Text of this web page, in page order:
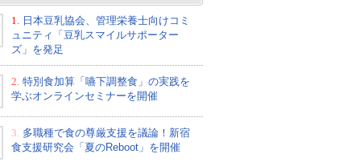
1.
日本豆乳協会、管理栄養士向けコミ
ュニティ「豆乳スマイルサポーター
ズ」を発足
2. 特別食加算「嚥下調整食」の実践を
学ぶオンラインセミナーを開催
3. 多職種で食の尊厳支援を議論！新宿
食支援研究会「夏のReboot」を開催